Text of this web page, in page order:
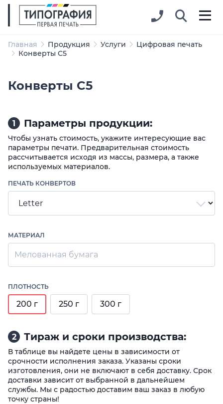
Главная Продукция Услуги
Цифровая печать
Конверты C5
Конверты C5
1 Параметры продукции:
Чтобы узнать стоимость, укажите интересующие вас
параметры печати. Предварительная стоимость
рассчитывается исходя из массы, размера, а также
используемых материалов.
ПЕЧАТЬ КОНВЕРТОВ
МАТЕРИАЛ
Мелованная бумага
ПЛОТНОСТЬ
200 г 250 г 300 г
2 Тираж и сроки производства:
В таблице вы найдете цены в зависимости от
срочности исполнения заказа. Указаны сроки
изготовления, они не включают в себя доставку. Срок
доставки зависит от выбранной в дальнейшем
службы. Мы с радостью доставим ваш заказ в любую
точку страны!